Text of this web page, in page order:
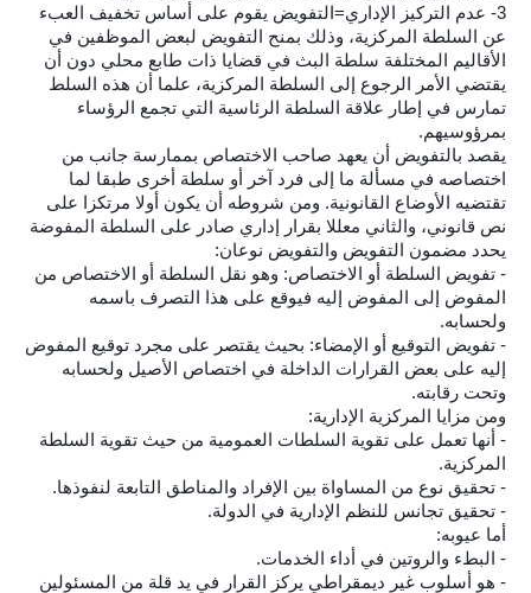
3- عدم التركيز الإداري=التفويض يقوم على أساس تخفيف العبء
عن السلطة المركزية، وذلك بمنح التفويض لبعض الموظفين في
الأقاليم المختلفة سلطة البث في قضايا ذات طابع محلي دون أن
يقتضي الأمر الرجوع إلى السلطة المركزية، علما أن هذه السلط
تمارس في إطار علاقة السلطة الرئاسية التي تجمع الرؤساء
بمرؤوسيهم.
يقصد بالتفويض أن يعهد صاحب الاختصاص بممارسة جانب من
اختصاصه في مسألة ما إلى فرد آخر أو سلطة أخرى طبقا لما
تقتضيه الأوضاع القانونية. ومن شروطه أن يكون أولا مرتكزا على
نص قانوني، والثاني معللا بقرار إداري صادر على السلطة المفوضة
يحدد مضمون التفويض والتفويض نوعان:
- تفويض السلطة أو الاختصاص: وهو نقل السلطة أو الاختصاص من
المفوض إلى المفوض إليه فيوقع على هذا التصرف باسمه
ولحسابه.
- تفويض التوقيع أو الإمضاء: بحيث يقتصر على مجرد توقيع المفوض
إليه على بعض القرارات الداخلة في اختصاص الأصيل ولحسابه
وتحت رقابته.
ومن مزايا المركزية الإدارية:
- أنها تعمل على تقوية السلطات العمومية من حيث تقوية السلطة
المركزية.
- تحقيق نوع من المساواة بين الإفراد والمناطق التابعة لنفوذها.
- تحقيق تجانس للنظم الإدارية في الدولة.
أما عيوبه:
- البطء والروتين في أداء الخدمات.
- هو أسلوب غير ديمقراطي يركز القرار في يد قلة من المسئولين